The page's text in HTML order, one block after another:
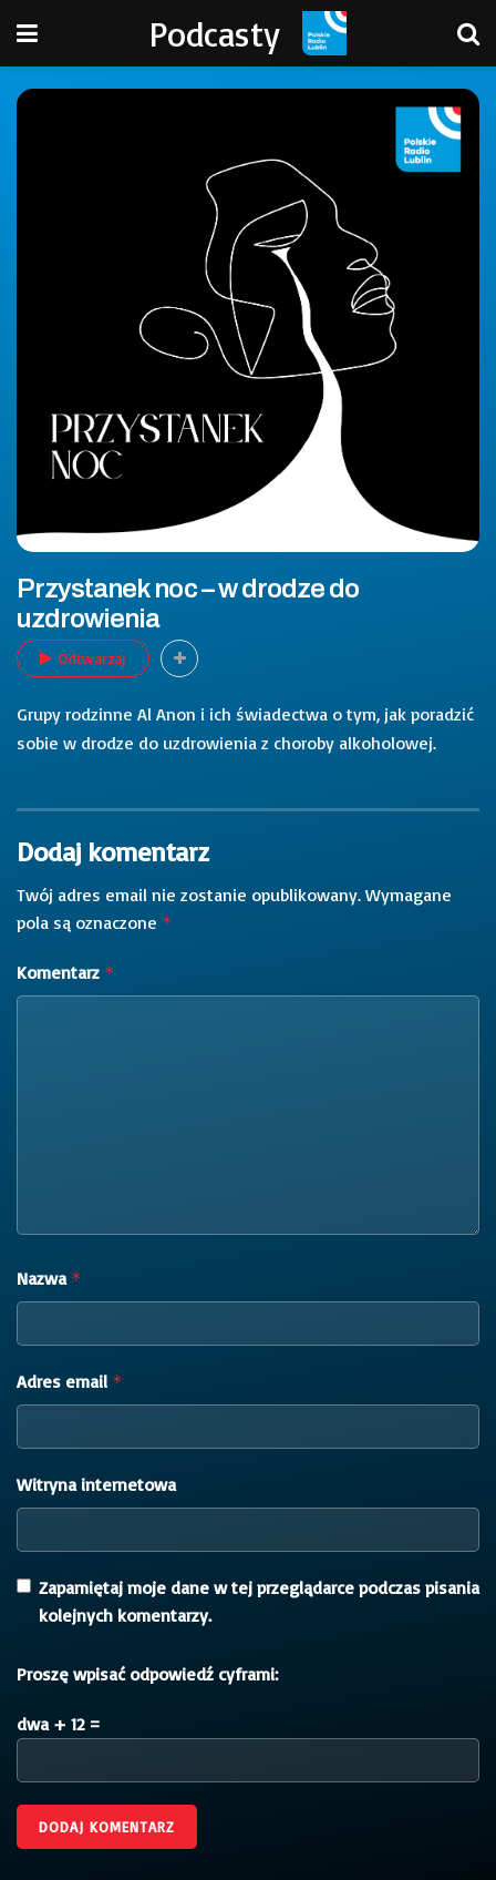
Podcasty
Przystanek noc – w drodze do
uzdrowienia
Odtwarzaj
Grupy rodzinne Al Anon i ich świadectwa o tym, jak poradzić
sobie w drodze do uzdrowienia z choroby alkoholowej.
Dodaj komentarz
Twój adres email nie zostanie opublikowany. Wymagane
pola są oznaczone *
Komentarz *
Nazwa *
Adres email *
Witryna internetowa
Zapamiętaj moje dane w tej przeglądarce podczas pisania
kolejnych komentarzy.
Proszę wpisać odpowiedź cyframi:
dwa + 12 =